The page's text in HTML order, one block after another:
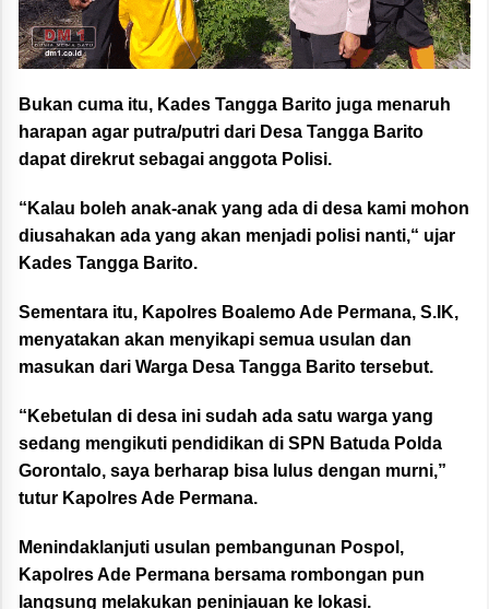
Bukan cuma itu, Kades Tangga Barito juga menaruh
harapan agar putra/putri dari Desa Tangga Barito
dapat direkrut sebagai anggota Polisi.
“Kalau boleh anak-anak yang ada di desa kami mohon
diusahakan ada yang akan menjadi polisi nanti,“ ujar
Kades Tangga Barito.
Sementara itu, Kapolres Boalemo Ade Permana, S.IK,
menyatakan akan menyikapi semua usulan dan
masukan dari Warga Desa Tangga Barito tersebut.
“Kebetulan di desa ini sudah ada satu warga yang
sedang mengikuti pendidikan di SPN Batuda Polda
Gorontalo, saya berharap bisa lulus dengan murni,”
tutur Kapolres Ade Permana.
Menindaklanjuti usulan pembangunan Pospol,
Kapolres Ade Permana bersama rombongan pun
langsung melakukan peninjauan ke lokasi.